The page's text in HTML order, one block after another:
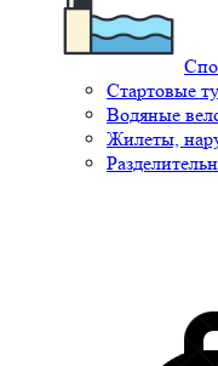
Стартовые
Водяные
Жилеты,